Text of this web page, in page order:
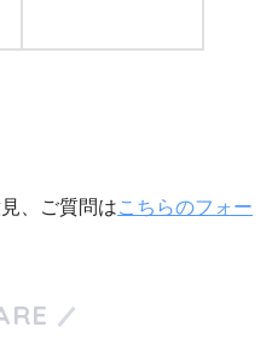
、ご質問はこちらのフォー